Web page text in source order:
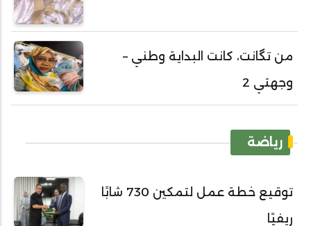
من تگانت، كانت البداية وطني –
وجهتي 2
رياضة
توقيع خطة عمل لتمكين 730 شابًا
ريفيًا